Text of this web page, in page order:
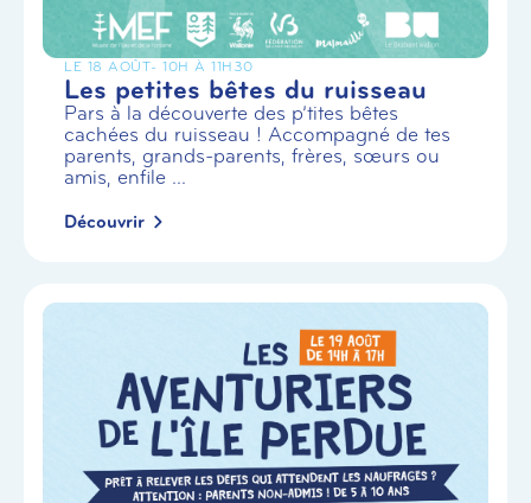
LE 18 AOÛT- 10H À 11H30
Les petites bêtes du ruisseau
Pars à la découverte des p’tites bêtes
cachées du ruisseau ! Accompagné de tes
parents, grands-parents, frères, sœurs ou
amis, enfile ...
Découvrir